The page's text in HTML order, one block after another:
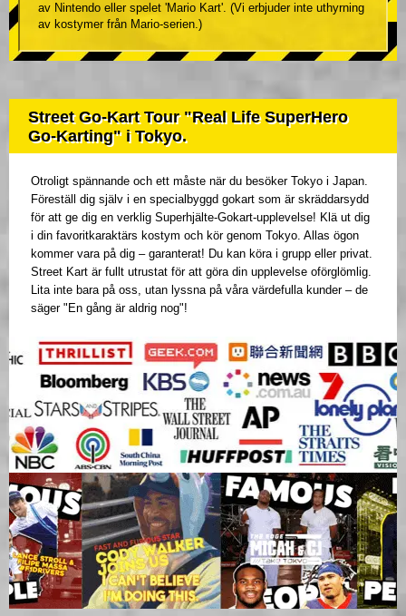
av Nintendo eller spelet 'Mario Kart'. (Vi erbjuder inte uthyrning
av kostymer från Mario-serien.)
Street Go-Kart Tour "Real Life SuperHero
Go-Karting" i Tokyo.
Otroligt spännande och ett måste när du besöker Tokyo i Japan.
Föreställ dig själv i en specialbyggd gokart som är skräddarsydd
för att ge dig en verklig Superhjälte-Gokart-upplevelse! Klä ut dig
i din favoritkaraktärs kostym och kör genom Tokyo. Allas ögon
kommer vara på dig – garanterat! Du kan köra i grupp eller privat.
Street Kart är fullt utrustat för att göra din upplevelse oförglömlig.
Lita inte bara på oss, utan lyssna på våra värdefulla kunder – de
säger "En gång är aldrig nog"!